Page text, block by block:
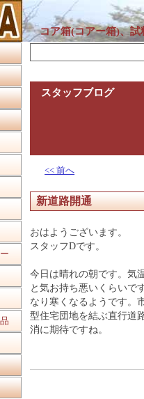
コア箱(コアー箱)、
スタッフブログ
<< 前へ
新道路開通
おはようございます。
スタッフDです。
今日は晴れの朝です。気
と気お持ち悪いくらいで
なり寒くなるようです。
型住宅団地を結ぶ直行道
消に期待ですね。